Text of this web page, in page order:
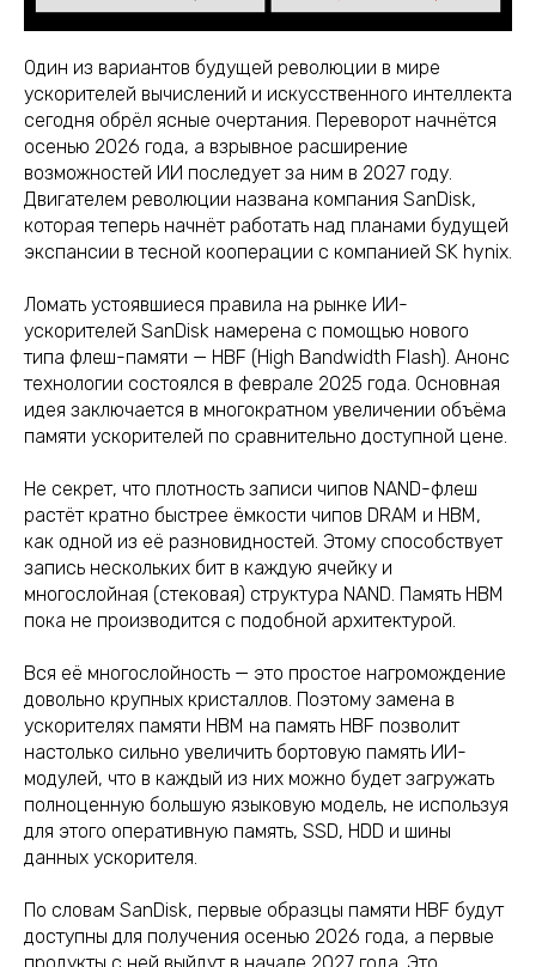
Один из вариантов будущей революции в мире
ускорителей вычислений и искусственного интеллекта
сегодня обрёл ясные очертания. Переворот начнётся
осенью 2026 года, а взрывное расширение
возможностей ИИ последует за ним в 2027 году.
Двигателем революции названа компания SanDisk,
которая теперь начнёт работать над планами будущей
экспансии в тесной кооперации с компанией SK hynix.
Ломать устоявшиеся правила на рынке ИИ-
ускорителей SanDisk намерена с помощью нового
типа флеш-памяти — HBF (High Bandwidth Flash). Анонс
технологии состоялся в феврале 2025 года. Основная
идея заключается в многократном увеличении объёма
памяти ускорителей по сравнительно доступной цене.
Не секрет, что плотность записи чипов NAND-флеш
растёт кратно быстрее ёмкости чипов DRAM и HBM,
как одной из её разновидностей. Этому способствует
запись нескольких бит в каждую ячейку и
многослойная (стековая) структура NAND. Память HBM
пока не производится с подобной архитектурой.
Вся её многослойность — это простое нагромождение
довольно крупных кристаллов. Поэтому замена в
ускорителях памяти HBM на память HBF позволит
настолько сильно увеличить бортовую память ИИ-
модулей, что в каждый из них можно будет загружать
полноценную большую языковую модель, не используя
для этого оперативную память, SSD, HDD и шины
данных ускорителя.
По словам SanDisk, первые образцы памяти HBF будут
доступны для получения осенью 2026 года, а первые
продукты с ней выйдут в начале 2027 года. Это